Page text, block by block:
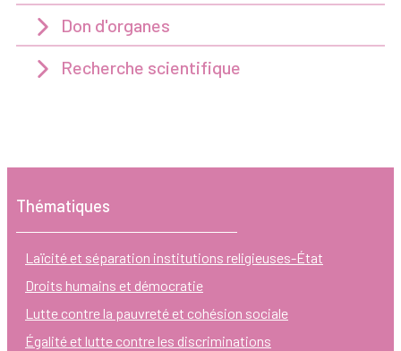
Don d'organes
Recherche scientifique
Thématiques
Laïcité et séparation institutions religieuses-État
Droits humains et démocratie
Lutte contre la pauvreté et cohésion sociale
Égalité et lutte contre les discriminations